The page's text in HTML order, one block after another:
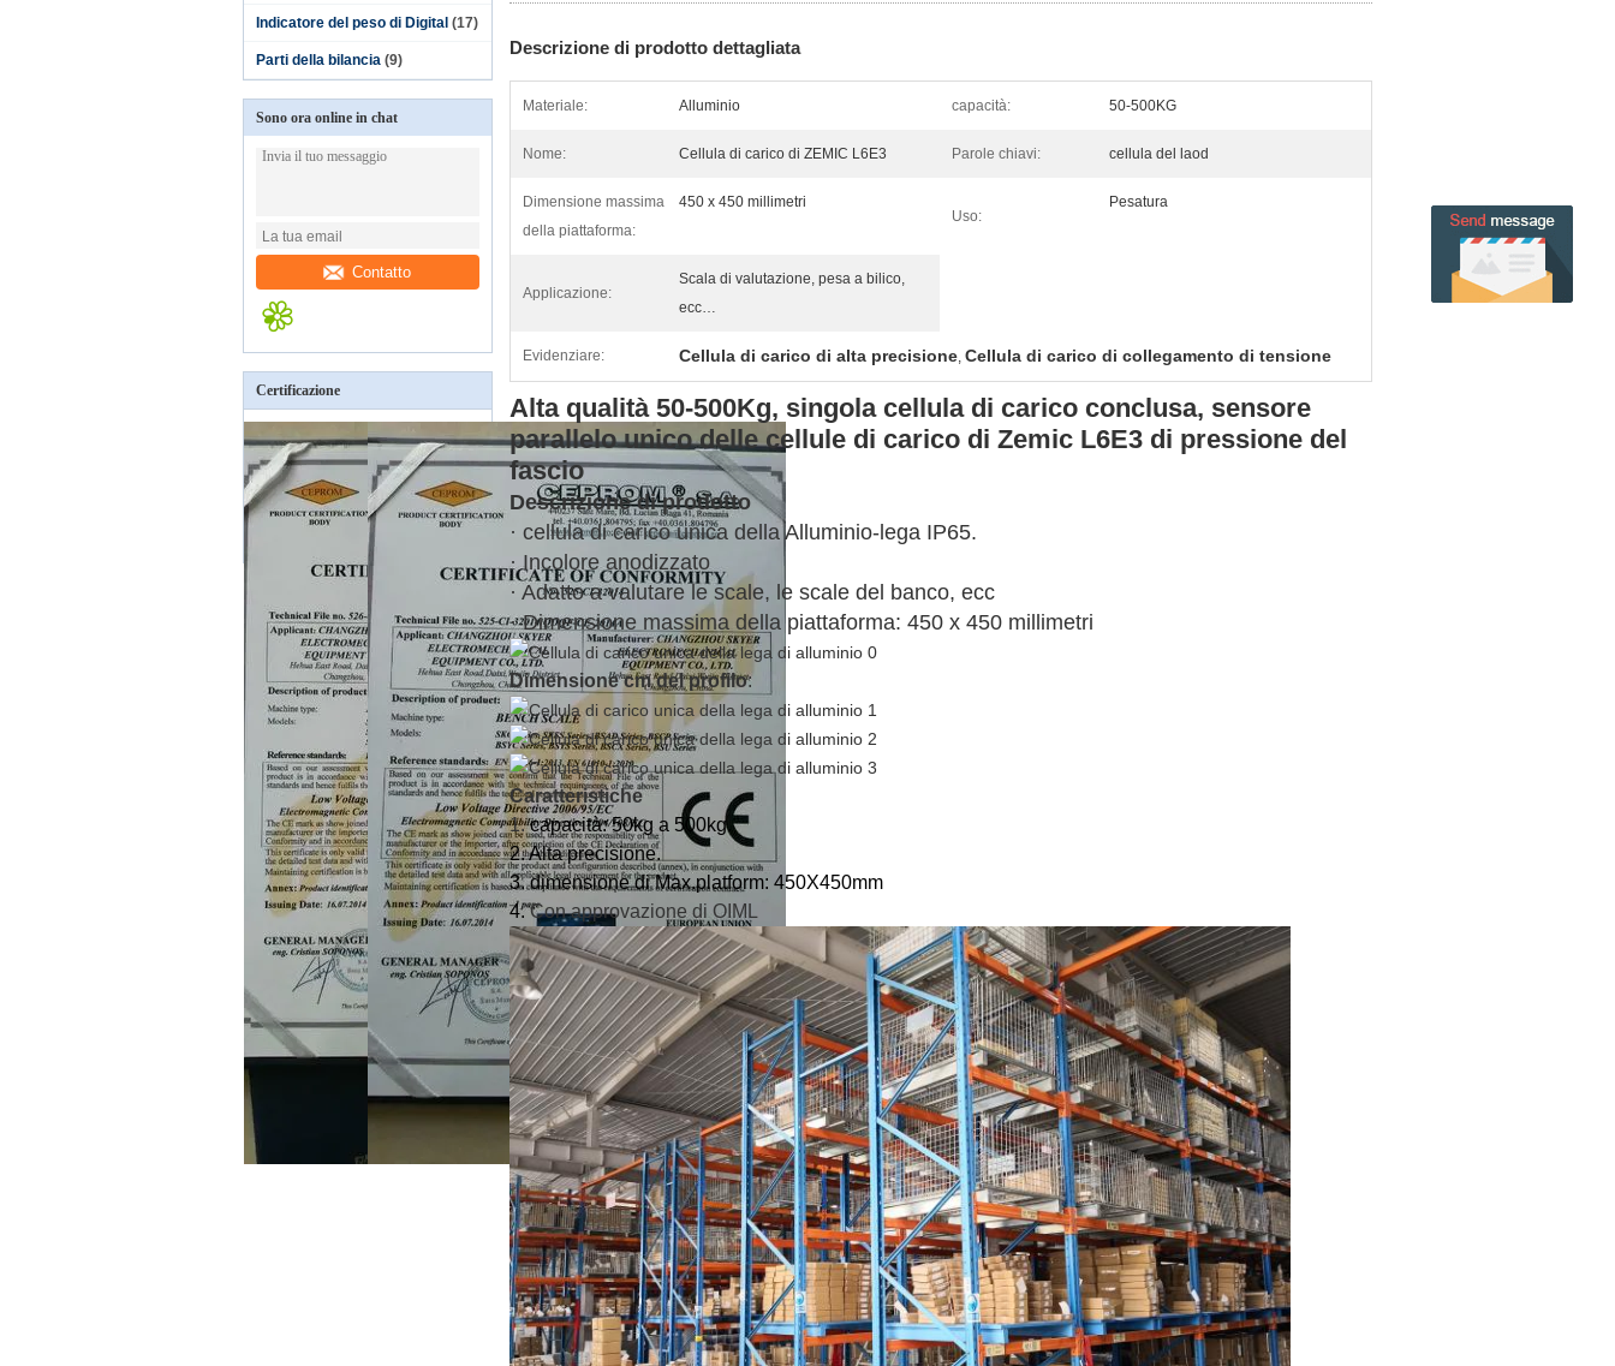
Indicatore del peso di Digital (17)
Parti della bilancia (9)
Sono ora online in chat
Contatto
Certificazione
Descrizione di prodotto dettagliata
Materiale: Alluminio capacità: 50-500KG
Nome: Cellula di carico di ZEMIC L6E3 Parole chiavi: cellula del laod
Dimensione massima
della piattaforma:
450 x 450 millimetri
Uso:
Pesatura
Applicazione:
Scala di valutazione, pesa a bilico,
ecc…
Evidenziare: Cellula di carico di alta precisione, Cellula di carico di collegamento di tensione
Alta qualità 50-500Kg, singola cellula di carico conclusa, sensore
parallelo unico delle cellule di carico di Zemic L6E3 di pressione del
fascio
Descrizione di prodotto
· cellula di carico unica della Alluminio-lega IP65.
· Incolore anodizzato
· Adatto a valutare le scale, le scale del banco, ecc
· Dimensione massima della piattaforma: 450 x 450 millimetri
Dimensione cm del profilo:
Caratteristiche
1.capacità: 50kg a 500kg.
2. Alta precisione.
3. dimensione di Max.platform: 450X450mm
4.Con approvazione di OIML